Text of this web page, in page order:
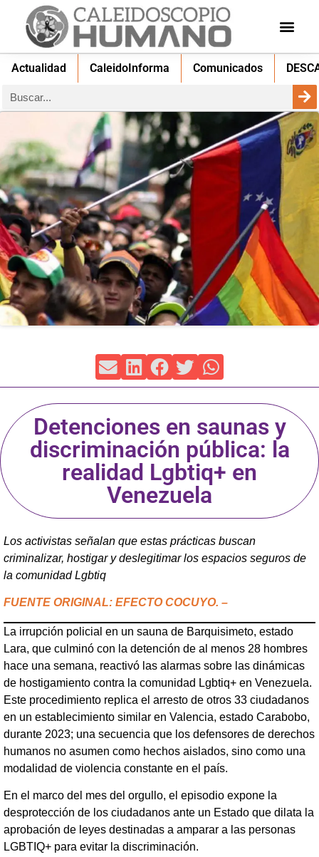
Actualidad CaleidoInforma Comunicados
Detenciones en saunas y
discriminación pública: la
realidad Lgbtiq+ en
Venezuela
Los activistas señalan que estas prácticas buscan
criminalizar, hostigar y deslegitimar los espacios seguros de
la comunidad Lgbtiq
FUENTE ORIGINAL: EFECTO COCUYO. –
La irrupción policial en un sauna de Barquisimeto, estado
Lara, que culminó con la detención de al menos 28 hombres
hace una semana, reactivó las alarmas sobre las dinámicas
de hostigamiento contra la comunidad Lgbtiq+ en Venezuela.
Este procedimiento replica el arresto de otros 33 ciudadanos
en un establecimiento similar en Valencia, estado Carabobo,
durante 2023; una secuencia que los defensores de derechos
humanos no asumen como hechos aislados, sino como una
modalidad de violencia constante en el país.
En el marco del mes del orgullo, el episodio expone la
desprotección de los ciudadanos ante un Estado que dilata la
aprobación de leyes destinadas a amparar a las personas
LGBTIQ+ para evitar la discriminación.